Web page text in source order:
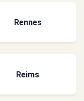
Rennes
Reims